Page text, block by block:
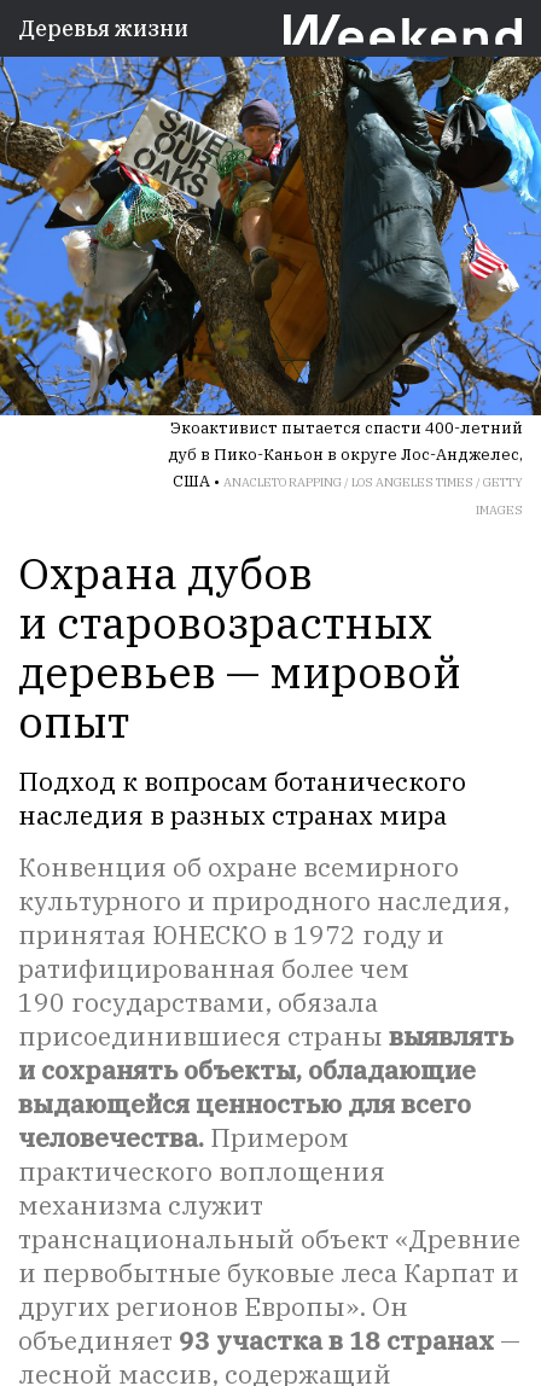
Деревья жизни
Охрана дубов
и старовозрастных
деревьев — мировой
опыт
Подход к вопросам ботанического
наследия в разных странах мира
Экоактивист пытается спасти 400-летний
дуб в Пико-Каньон в округе Лос-Анджелес,
США • ANACLETO RAPPING / LOS ANGELES TIMES / GETTY
IMAGES
Конвенция об охране всемирного
культурного и природного наследия,
принятая ЮНЕСКО в 1972 году и
ратифицированная более чем
190 государствами, обязала
присоединившиеся страны выявлять
и сохранять объекты, обладающие
выдающейся ценностью для всего
человечества. Примером
практического воплощения
механизма служит
транснациональный объект «Древние
и первобытные буковые леса Карпат и
других регионов Европы». Он
объединяет 93 участка в 18 странах —
лесной массив, содержащий